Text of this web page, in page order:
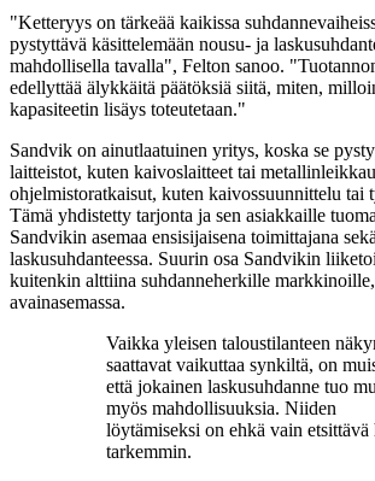
"Ketteryys on tärkeää kaikissa
pystyttävä käsittelemään nousu- ja
mahdollisella tavalla", Felton sanoo.
edellyttää älykkäitä päätöksiä siitä, miten,
kapasiteetin lisäys toteutetaan."
Sandvik on ainutlaatuinen yritys, koska se
laitteistot, kuten kaivoslaitteet tai
ohjelmistoratkaisut, kuten kaivossuunnittelu tai
Tämä yhdistetty tarjonta ja sen asiakkaille
Sandvikin asemaa ensisijaisena toimittajana
laskusuhdanteessa. Suurin osa Sandvikin
kuitenkin alttiina suhdanneherkille
avainasemassa.
Vaikka yleisen taloustilanteen
saattavat vaikuttaa synkiltä, on
että jokainen laskusuhdanne tuo
myös mahdollisuuksia. Niiden
löytämiseksi on ehkä vain etsittävä
tarkemmin.